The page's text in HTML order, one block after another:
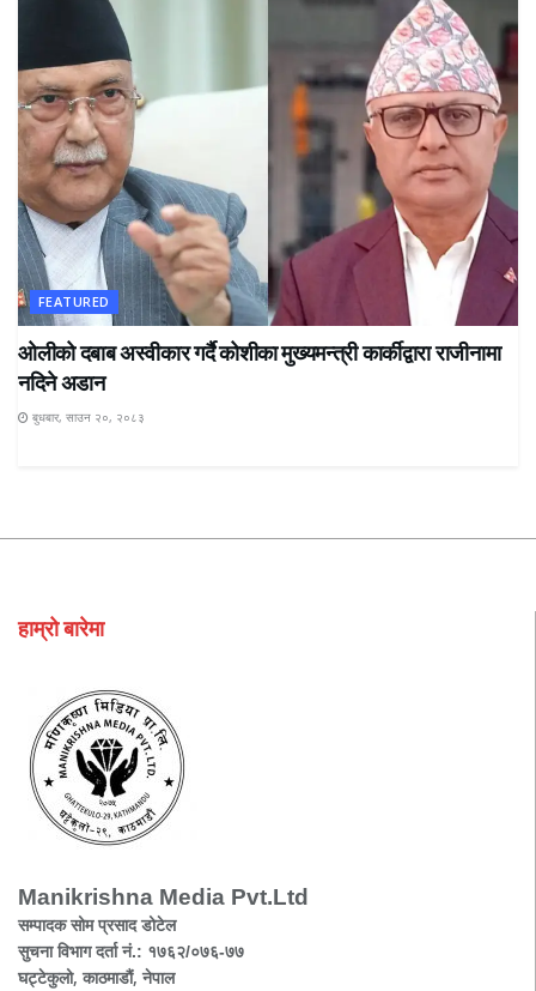
FEATURED
ओलीको दबाब अस्वीकार गर्दै कोशीका मुख्यमन्त्री कार्कीद्वारा राजीनामा
नदिने अडान
बुधबार, साउन २०, २०८३
हाम्रो बारेमा
Manikrishna Media Pvt.Ltd
सम्पादक सोम प्रसाद डोटेल
सुचना विभाग दर्ता नं.: १७६२/०७६-७७
घट्टेकुलो, काठमाडौं, नेपाल